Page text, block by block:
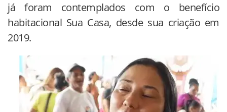
já foram contemplados com o benefício
habitacional Sua Casa, desde sua criação em
2019.